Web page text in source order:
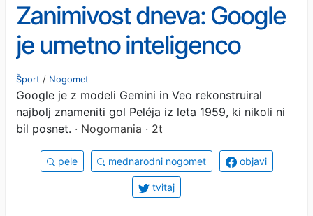
Zanimivost dneva: Google
je umetno inteligenco
rekonstruiral 'najboljši gol
Peleja, ki nikoli ni bil posnet
na kamero' - VIDEO
Šport / Nogomet
Google je z modeli Gemini in Veo rekonstruiral
najbolj znameniti gol Peléja iz leta 1959, ki nikoli ni
bil posnet. · Nogomania · 2t
pele mednarodni nogomet objavi
tvitaj